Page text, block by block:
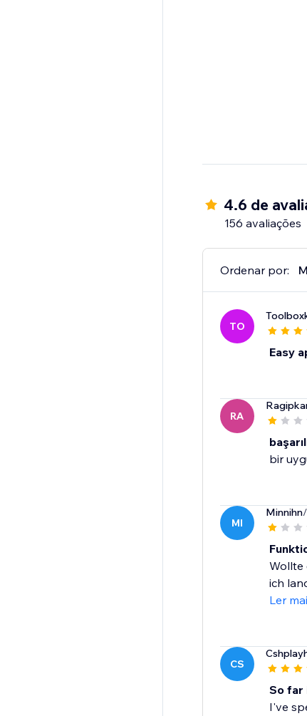
4.6 de
156 avaliações
Ordenar por:
TO
Easy
RA
bir
MI
Minnihn
Wollte
ich
Ler
CS
So
I've